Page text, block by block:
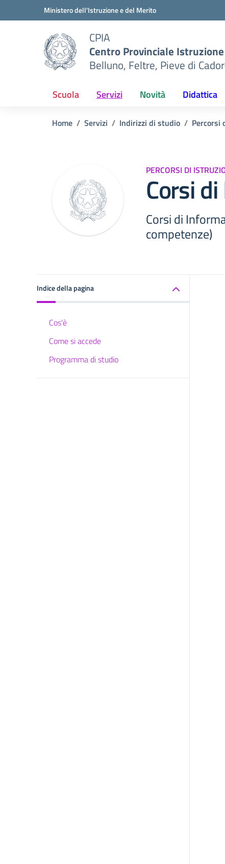
Vai ai contenuti
Vai al menu di navigazioneMinistero dell'Istruzione e del Merito
CPIA
Centro Provinciale
Belluno, Feltre, Pieve di
Scuola Servizi Novità Didattica
Home Servizi Indirizzi di studio Percorsi
PERCORSI DI
Corsi
Corsi di
competenze)
Indice della pagina
Cos'è
Come si accede
Programma di studio